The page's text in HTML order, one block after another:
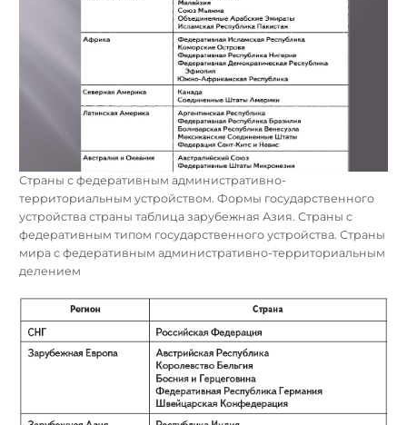
Страны с федеративным административно-
территориальным устройством. Формы государственного
устройства страны таблица зарубежная Азия. Страны с
федеративным типом государственного устройства. Страны
мира с федеративным административно-территориальным
делением